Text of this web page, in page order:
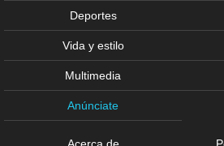
Deportes
Vida y estilo
Multimedia
Anúnciate